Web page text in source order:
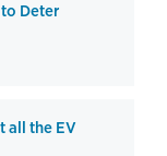
Deter
all the EV